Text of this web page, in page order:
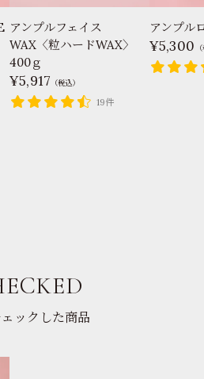
アンプルフェイス
WAX〈粒ハードWAX〉
400ｇ
5,917 （税込）
19件
アンプル
5,300
ックした商品